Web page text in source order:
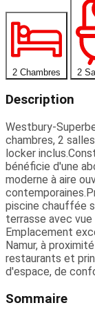
2 Chambres 2
Description
Westbury-
chambres, 2
locker
bénéficie d'une
moderne à aire
piscine chauffée
terrasse avec
Emplacement
Namur, à
restaurants et
d'espace, de
Sommaire